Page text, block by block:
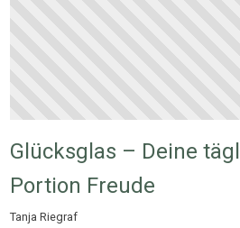
Glücksglas – Deine
Portion Freude
Tanja Riegraf